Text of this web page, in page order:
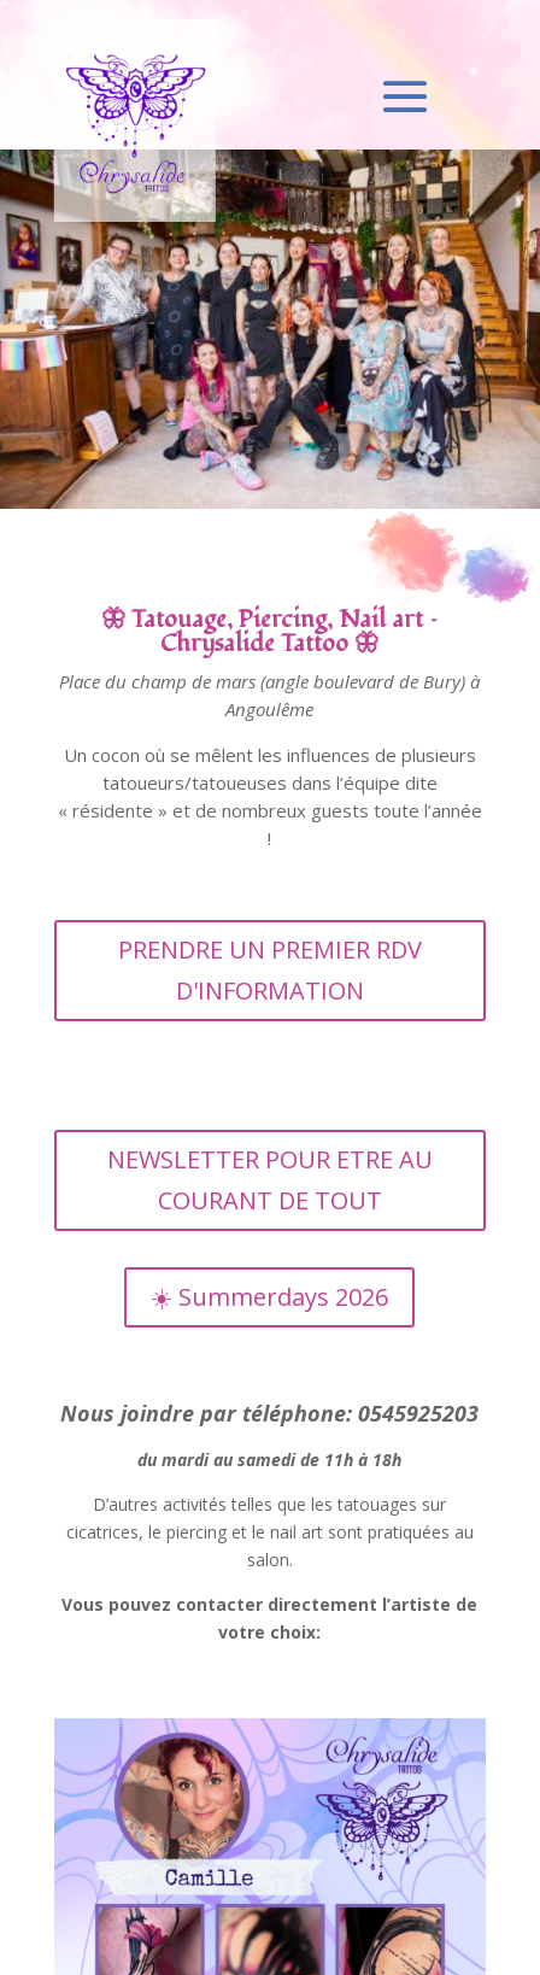
🦋 Tatouage, Piercing, Nail art –
Chrysalide Tattoo 🦋
Place du champ de mars (angle boulevard de Bury) à
Angoulême
Un cocon où se mêlent les influences de plusieurs
tatoueurs/tatoueuses dans l’équipe dite
« résidente » et de nombreux guests toute l’année
!
PRENDRE UN PREMIER RDV
D'INFORMATION
NEWSLETTER POUR ETRE AU
COURANT DE TOUT
☀️ Summerdays 2026
Nous joindre par téléphone: 0545925203
du mardi au samedi de 11h à 18h
D’autres activités telles que les tatouages sur
cicatrices, le piercing et le nail art sont pratiquées au
salon.
Vous pouvez contacter directement l’artiste de
votre choix: